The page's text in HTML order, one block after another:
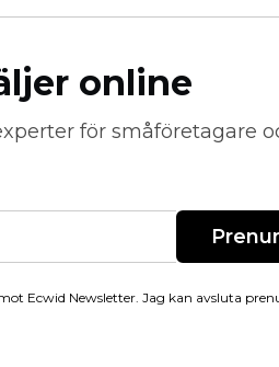
online
för småföretagare
Ecwid Newsletter. Jag kan avsluta